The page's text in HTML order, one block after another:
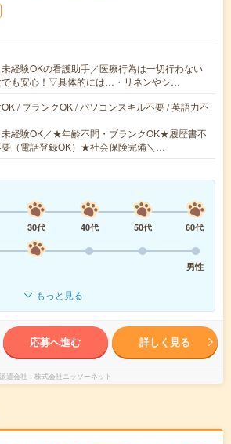
経験OKの看護助手／医療行為は一切行わない
でも安心！▽具体的には…・リネンやシ…
/ ブランクOK / パソコンスキル不要 / 英語力不
未経験OK／★年齢不問・ブランクOK★履歴書不
要（電話登録OK）★社会保険完備＼…
30代 40代 50代
60代
男性
もっと見る
応募へ進む 詳しく見る
派遣会社 株式会社ニッソーネット